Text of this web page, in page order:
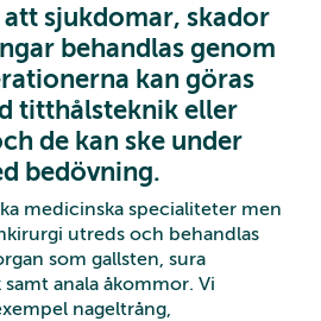
sjukdomar, skador
behandlas genom
kan göras
titthålsteknik eller
de kan ske under
bedövning.
medicinska specialiteter men
utreds och behandlas
som gallsten, sura
anala åkommor. Vi
nageltrång,